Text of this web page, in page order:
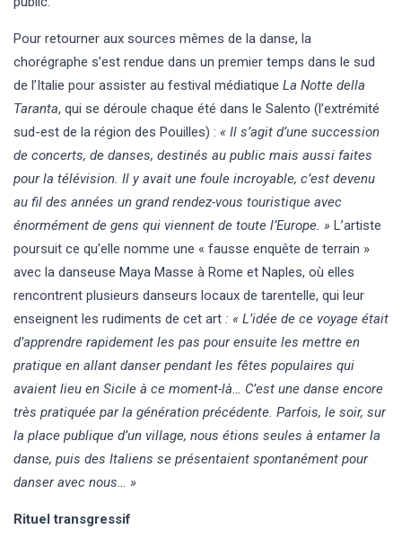
Pour retourner aux sources mêmes de la danse, la
chorégraphe s’est rendue dans un premier temps dans le sud
de l’Italie pour assister au festival médiatique La Notte della
Taranta, qui se déroule chaque été dans le Salento (l’extrémité
sud-est de la région des Pouilles) : « Il s’agit d’une succession
de concerts, de danses, destinés au public mais aussi faites
pour la télévision. Il y avait une foule incroyable, c’est devenu
au fil des années un grand rendez-vous touristique avec
énormément de gens qui viennent de toute l’Europe. » L’artiste
poursuit ce qu’elle nomme une « fausse enquête de terrain »
avec la danseuse Maya Masse à Rome et Naples, où elles
rencontrent plusieurs danseurs locaux de tarentelle, qui leur
enseignent les rudiments de cet art : « L’idée de ce voyage était
d’apprendre rapidement les pas pour ensuite les mettre en
pratique en allant danser pendant les fêtes populaires qui
avaient lieu en Sicile à ce moment-là… C’est une danse encore
très pratiquée par la génération précédente. Parfois, le soir, sur
la place publique d’un village, nous étions seules à entamer la
danse, puis des Italiens se présentaient spontanément pour
danser avec nous… »
Rituel transgressif